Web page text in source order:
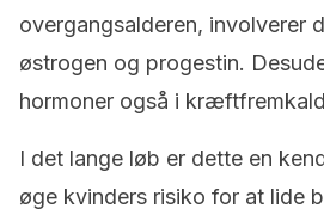
overgangsalderen, involverer
østrogen og progestin.
hormoner også i
I det lange løb er dette en
øge kvinders risiko for at lide